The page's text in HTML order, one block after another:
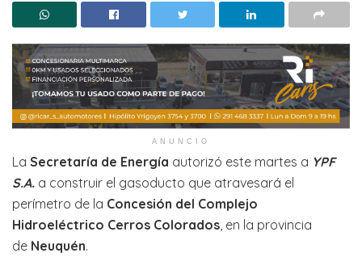
ANUNCIO
La Secretaría de Energía autorizó este martes a YPF
S.A. a construir el gasoducto que atravesará el
perímetro de la Concesión del Complejo
Hidroeléctrico Cerros Colorados , en la provincia
de Neuquén.